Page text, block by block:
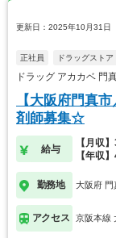
更新日：2025年10月31日
正社員 ドラッグストア
ドラッグ アカカベ 門
【大阪府門真
剤師募集☆
給与
【月収
【年収
勤務地 大阪府 門
アクセス 京阪本線